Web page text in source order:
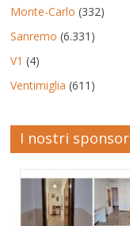
Monte-Carlo (332)
Sanremo (6.331)
V1 (4)
Ventimiglia (611)
I nostri sponsor